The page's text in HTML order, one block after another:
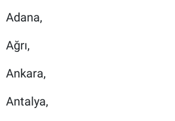
Adana,
Ağrı,
Ankara,
Antalya,